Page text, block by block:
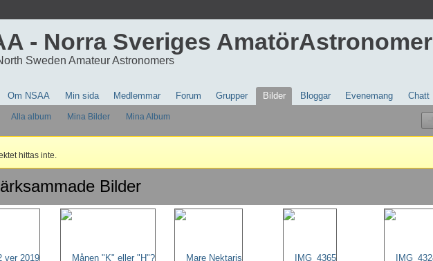
- Norra Sveriges AmatörAstronomer
Sweden Amateur Astronomers
Om NSAA Min sida Medlemmar Forum Grupper Bilder Bloggar Evenemang Chatt
Alla album Mina Bilder Mina Album
hittas inte.
Bilder